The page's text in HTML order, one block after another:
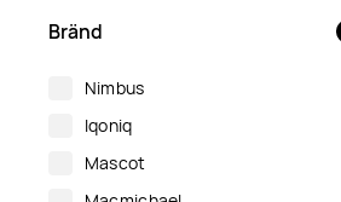
Bränd
nimbus
iqoniq
mascot